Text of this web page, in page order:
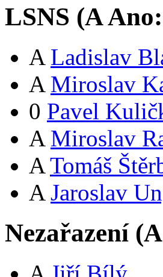
LSNS (AAno:
A Ladislav
A Miroslav
0 Pavel
A Miroslav
A Tomáš
A Jaroslav
Nezařazení (A